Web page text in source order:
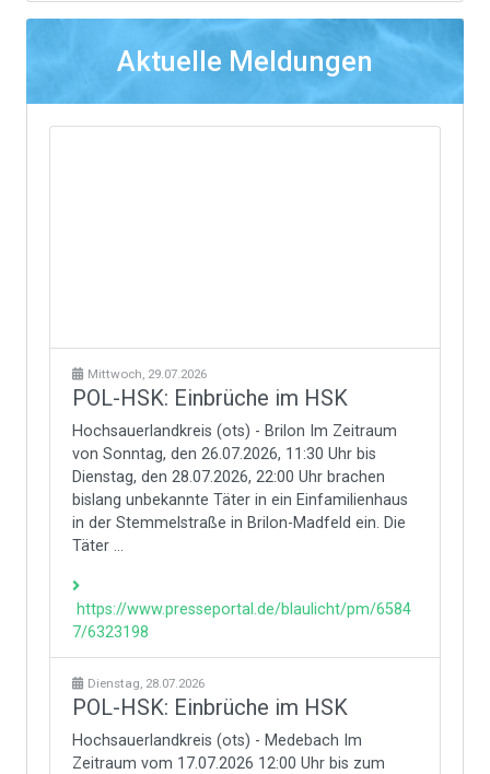
Aktuelle Meldungen
Mittwoch, 29.07.2026
POL-HSK: Einbrüche im HSK
Hochsauerlandkreis (ots) - Brilon Im Zeitraum
von Sonntag, den 26.07.2026, 11:30 Uhr bis
Dienstag, den 28.07.2026, 22:00 Uhr brachen
bislang unbekannte Täter in ein Einfamilienhaus
in der Stemmelstraße in Brilon-Madfeld ein. Die
Täter ...
https://www.presseportal.de/blaulicht/pm/6584
7/6323198
Dienstag, 28.07.2026
POL-HSK: Einbrüche im HSK
Hochsauerlandkreis (ots) - Medebach Im
Zeitraum vom 17.07.2026 12:00 Uhr bis zum